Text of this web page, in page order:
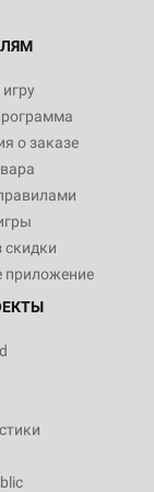
о заказе
скидки
приложение